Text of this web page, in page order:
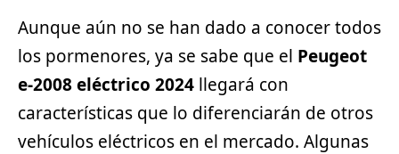
Aunque aún no se han dado a conocer todos
los pormenores, ya se sabe que el Peugeot
e-2008 eléctrico 2024 llegará con
características que lo diferenciarán de otros
vehículos eléctricos en el mercado. Algunas